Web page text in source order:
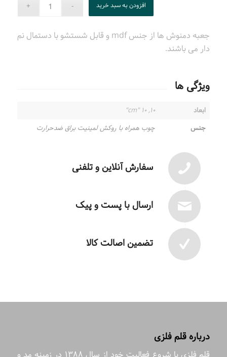
افزودن به سبد خرید
جعبه دمنوش ها از جنس mdf و قابل شستشو با دستمال نم
دار می باشند.
ویژگی ها
ابعاد
۱۰, ۱۰ "cm"
جنس
چوب همراه با روکش لمینیت براق ضدحرارت
سفارش آنلاین و تلفنی
ارسال با پست و پیک
تضمین اصالت کالا
درباره قلم فلزی